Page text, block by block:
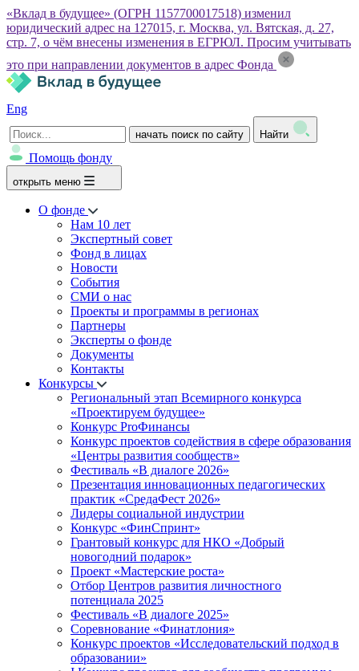
«Вклад в будущее» (ОГРН 1157700017518) изменил
юридический адрес на 127015, г. Москва, ул. Вятская, д. 27,
стр. 7, о чём внесены изменения в ЕГРЮЛ. Просим учитывать
это при направлении документов в адрес Фонда
Eng
начать поиск по сайту Найти
Помощь фонду
открыть меню
О фонде
Нам 10 лет
Экспертный совет
Фонд в лицах
Новости
События
СМИ о нас
Проекты и программы в регионах
Партнеры
Эксперты о фонде
Документы
Контакты
Конкурсы
Региональный этап Всемирного конкурса
«Проектируем будущее»
Конкурс ProФинансы
Конкурс проектов содействия в сфере образования
«Центры развития сообществ»
Фестиваль «В диалоге 2026»
Презентация инновационных педагогических
практик «СредаФест 2026»
Лидеры социальной индустрии
Конкурс «ФинСпринт»
Грантовый конкурс для НКО «Добрый
новогодний подарок»
Проект «Мастерские роста»
Отбор Центров развития личностного
потенциала 2025
Фестиваль «В диалоге 2025»
Соревнование «Финатлония»
Конкурс проектов «Исследовательский подход в
образовании»